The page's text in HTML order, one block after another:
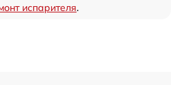
испарителя.